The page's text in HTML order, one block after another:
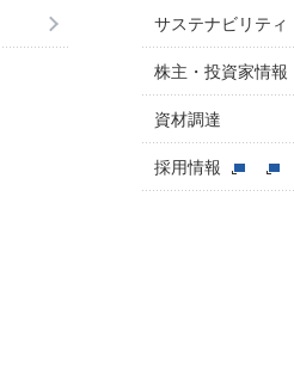
サステナビリティ
株主・投資家情報
資材調達
採用情報